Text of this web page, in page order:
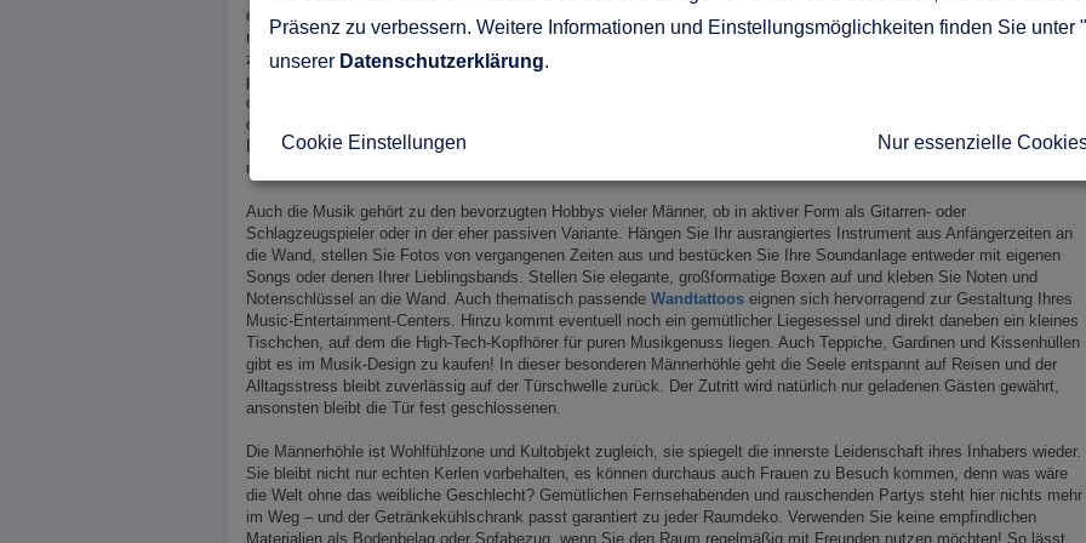
ein derartiges Möbelstück im 007-Zimmer nicht fehlen darf. Im PokerStars Casino Leitfaden erfahren Sie auch, wie Sie
mit Ihrem neuen Spieltisch umzugehen haben, um sich selbst und Ihren Kumpels unvergleichlich spannende Stunden
zu bereiten. Denken Sie auch daran, an der obligatorischen Bar ein paar Martinigläser bereitzustellen inklusive des
passenden Getränks. Ein paar
derartige Devotionalien gibt es zuhauf im Internet. Oder stehen Sie mehr auf Altstar Sylvester Stallone? Zu ihm gehört
ohne Frage sein martialisches Sägezahnmesser, welches sich als prunkvolles Dekostück an der Wand präsentiert.
Daneben noch Pfeil und Bogen sowie ein paar Boxhandschuhe und andere Boxutensilien platzieren. Wenn sie dann
noch einen lebensgroßen Pappaufsteller Ihres Lieblingshelden besorgen können, ist die Ausstattung bereits perfekt!
Auch die Musik gehört zu den bevorzugten Hobbys vieler Männer, ob in aktiver Form als Gitarren- oder
Schlagzeugspieler oder in der eher passiven Variante. Hängen Sie Ihr ausrangiertes Instrument aus Anfängerzeiten an
die Wand, stellen Sie Fotos von vergangenen Zeiten aus und bestücken Sie Ihre Soundanlage entweder mit eigenen
Songs oder denen Ihrer Lieblingsbands. Stellen Sie elegante, großformatige Boxen auf und kleben Sie Noten und
Notenschlüssel an die Wand. Auch thematisch passende Wandtattoos eignen sich hervorragend zur Gestaltung Ihres
Music-Entertainment-Centers. Hinzu kommt eventuell noch ein gemütlicher Liegesessel und direkt daneben ein kleines
Tischchen, auf dem die High-Tech-Kopfhörer für puren Musikgenuss liegen. Auch Teppiche, Gardinen und Kissenhüllen
gibt es im Musik-Design zu kaufen! In dieser besonderen Männerhöhle geht die Seele entspannt auf Reisen und der
Alltagsstress bleibt zuverlässig auf der Türschwelle zurück. Der Zutritt wird natürlich nur geladenen Gästen gewährt,
ansonsten bleibt die Tür fest geschlossenen.
Die Männerhöhle ist Wohlfühlzone und Kultobjekt zugleich, sie spiegelt die innerste Leidenschaft ihres Inhabers wieder.
Sie bleibt nicht nur echten Kerlen vorbehalten, es können durchaus auch Frauen zu Besuch kommen, denn was wäre
die Welt ohne das weibliche Geschlecht? Gemütlichen Fernsehabenden und rauschenden Partys steht hier nichts mehr
im Weg – und der Getränkekühlschrank passt garantiert zu jeder Raumdeko. Verwenden Sie keine empfindlichen
Materialien als Bodenbelag oder Sofabezug, wenn Sie den Raum regelmäßig mit Freunden nutzen möchten! So lässt
Präsenz zu verbessern. Weitere Informationen und Einstellungsmöglichkeiten finden Sie
unserer Datenschutzerklärung.
Cookie Einstellungen Nur essenzielle